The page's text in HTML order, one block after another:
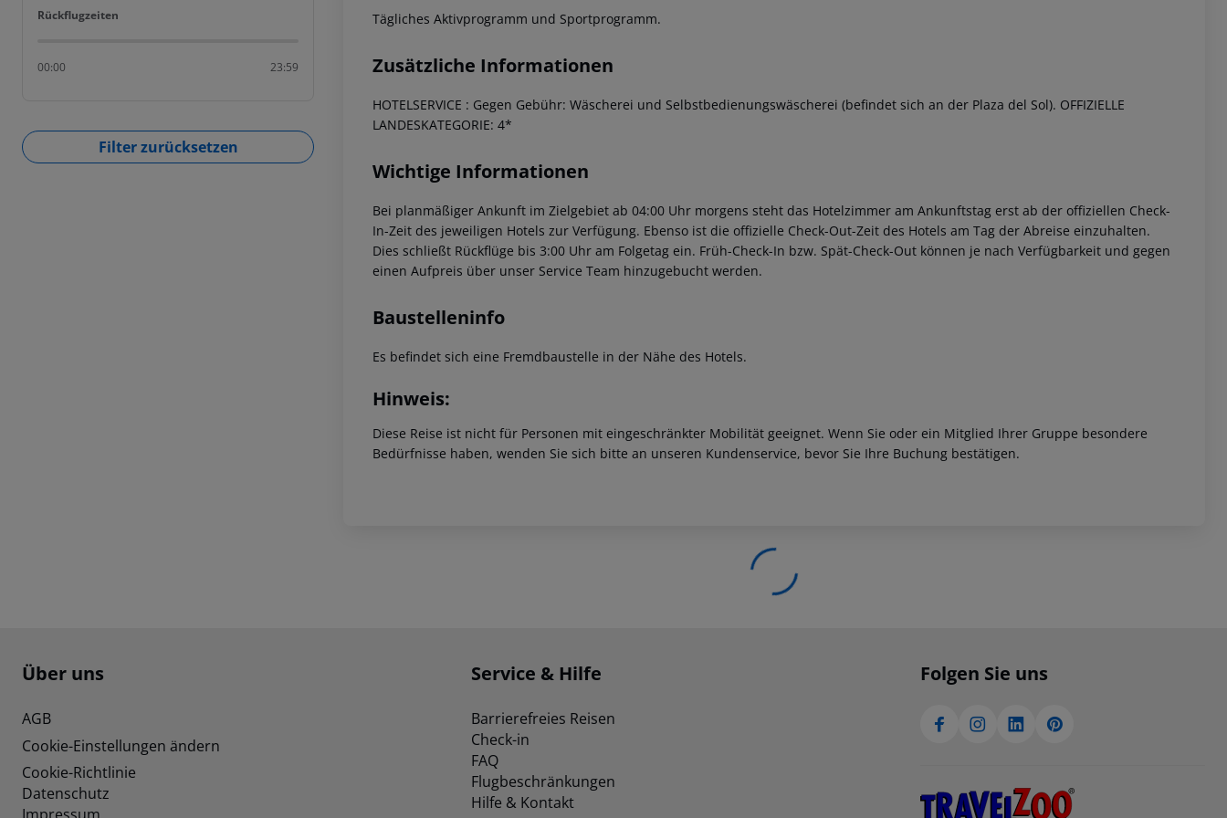
Rückflugzeiten
Rückflugzeiten
00:00 23:59
Filter zurücksetzen
Tägliches Aktivprogramm und Sportprogramm.
Zusätzliche Informationen
HOTELSERVICE : Gegen Gebühr: Wäscherei und Selbstbedienungswäscherei (befindet sich an der Plaza del Sol). OFFIZIELLE
LANDESKATEGORIE: 4*
Wichtige Informationen
Bei planmäßiger Ankunft im Zielgebiet ab 04:00 Uhr morgens steht das Hotelzimmer am Ankunftstag erst ab der offiziellen Check-
In-Zeit des jeweiligen Hotels zur Verfügung. Ebenso ist die offizielle Check-Out-Zeit des Hotels am Tag der Abreise einzuhalten.
Dies schließt Rückflüge bis 3:00 Uhr am Folgetag ein. Früh-Check-In bzw. Spät-Check-Out können je nach Verfügbarkeit und gegen
einen Aufpreis über unser Service Team hinzugebucht werden.
Baustelleninfo
Es befindet sich eine Fremdbaustelle in der Nähe des Hotels.
Hinweis:
Diese Reise ist nicht für Personen mit eingeschränkter Mobilität geeignet. Wenn Sie oder ein Mitglied Ihrer Gruppe besondere
Bedürfnisse haben, wenden Sie sich bitte an unseren Kundenservice, bevor Sie Ihre Buchung bestätigen.
Footer navigation
Über uns
AGB
Cookie-Einstellungen ändern
Cookie-Richtlinie
Datenschutz
Service & Hilfe
Barrierefreies Reisen
Check-in
FAQ
Flugbeschränkungen
Hilfe & Kontakt
Folgen Sie uns